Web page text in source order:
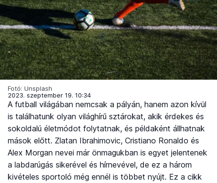
Fotó: Unsplash
2023. szeptember 19. 10:34
A futball világában nemcsak a pályán, hanem azon kívül
is találhatunk olyan világhírű sztárokat, akik érdekes és
sokoldalú életmódot folytatnak, és példaként állhatnak
mások előtt. Zlatan Ibrahimovic, Cristiano Ronaldo és
Alex Morgan nevei már önmagukban is egyet jelentenek
a labdarúgás sikerével és hírnevével, de ez a három
kivételes sportoló még ennél is többet nyújt. Ez a cikk